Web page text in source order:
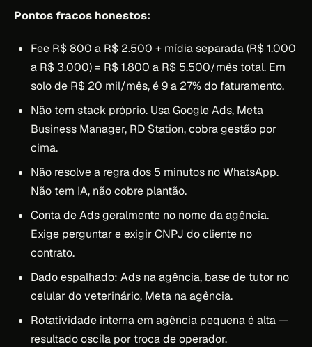
Pontos fracos honestos:
Fee R$ 800 a R$ 2.500 + mídia separada (R$ 1.000
a R$ 3.000) = R$ 1.800 a R$ 5.500/mês total. Em
solo de R$ 20 mil/mês, é 9 a 27% do faturamento.
Não tem stack próprio. Usa Google Ads, Meta
Business Manager, RD Station, cobra gestão por
cima.
Não resolve a regra dos 5 minutos no WhatsApp.
Não tem IA, não cobre plantão.
Conta de Ads geralmente no nome da agência.
Exige perguntar e exigir CNPJ do cliente no
contrato.
Dado espalhado: Ads na agência, base de tutor no
celular do veterinário, Meta na agência.
Rotatividade interna em agência pequena é alta —
resultado oscila por troca de operador.